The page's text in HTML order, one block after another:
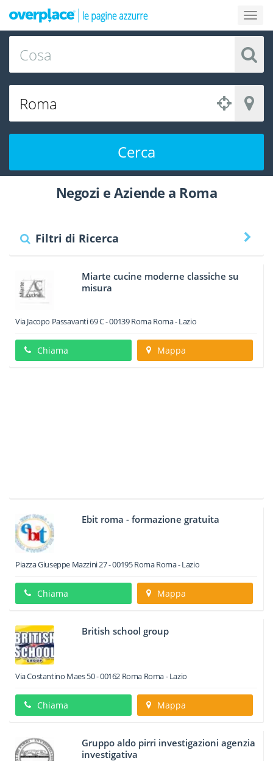
Cerca
Negozi e Aziende a Roma
Filtri di Ricerca
Miarte cucine moderne classiche su
misura
Via Jacopo Passavanti 69 C-00139RomaRoma -Lazio
Chiama Mappa
Ebit roma - formazione gratuita
Piazza Giuseppe Mazzini 27-00195RomaRoma -Lazio
Chiama Mappa
British school group
Via Costantino Maes 50-00162 Roma Roma -Lazio
Chiama Mappa
Gruppo aldo pirri investigazioni agenzia
investigativa